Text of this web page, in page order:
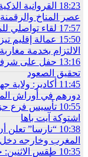
18:23 القروانية
عصر المناخ والرقمنة
17:57 لقاء تواصلي
15:50 عمالة إقليم
الالتزام بخدمة
13:16 حفل على شرف
تحقيق الصعود
11:45 أكادير:
دورهم في أوراش
10:55 تأسيس فرع حزب
اشتوكة آيت باها
10:38 “نارسا” تعلن
المغرب وخارجه دخل
10:35 طقس الاثنين: